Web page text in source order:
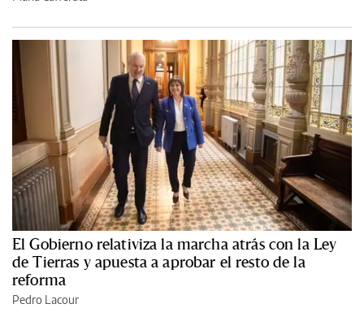
El Gobierno relativiza la marcha atrás con la Ley
de Tierras y apuesta a aprobar el resto de la
reforma
Pedro Lacour